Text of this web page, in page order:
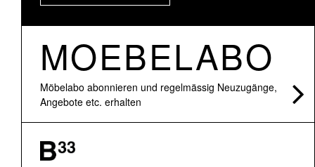
MOEBELABO
Möbelabo abonnieren und regelmässig Neuzugänge,
Angebote etc. erhalten